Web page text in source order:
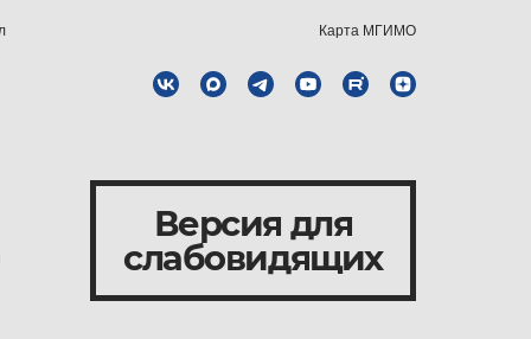
Карта МГИМО
Версия для
слабовидящих